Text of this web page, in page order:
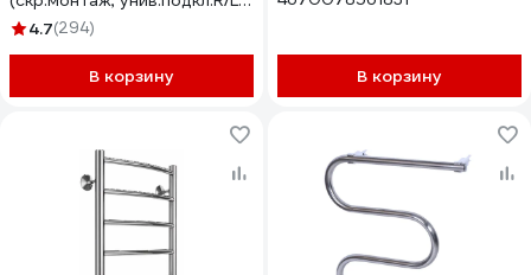
полиров.) LCAE60-40R
4.7(294)
В корзину В корзину